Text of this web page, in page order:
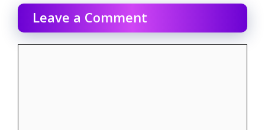
Leave a Comment